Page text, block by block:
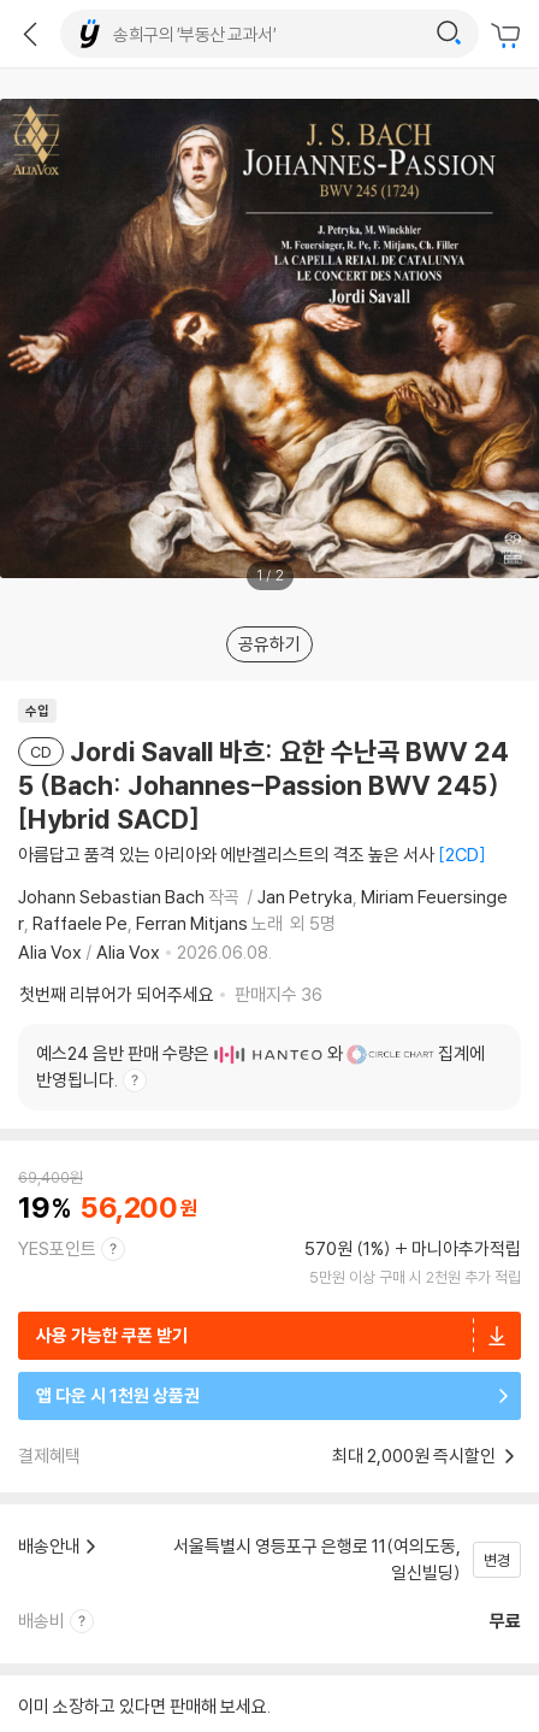
1/2
공유하기
수입
CD
Jordi Savall 바흐: 요한 수난곡 BWV 24
5 (Bach: Johannes-Passion BWV 245)
[Hybrid SACD]
아름답고 품격 있는 아리아와 에반겔리스트의 격조 높은 서사 2CD
Johann Sebastian Bach 작곡 Jan Petryka Miriam Feuersinge
r Raffaele Pe Ferran Mitjans 노래 외 5명
Alia Vox / Alia Vox
2026.06.08.
첫번째 리뷰어가 되어주세요
판매지수 36
예스24 음반 판매 수량은 와
집계에
반영됩니다.
69,400원
19 56,200
YES포인트 570원 (1%) 마니아추가적립
5만원 이상 구매 시 2천원 추가 적립
사용 가능한 쿠폰 받기
앱 다운 시 1천원 상품권
결제혜택 최대 2,000원 즉시할인
배송안내
서울특별시 영등포구 은행로 11(여의도동,
일신빌딩)
변경
배송비 무료
이미 소장하고 있다면 판매해 보세요.